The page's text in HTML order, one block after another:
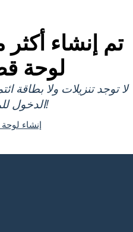
تم إنشاء
لوحة
لا توجد تنزيلات ولا بطاقة
الدخول للمحاولة!
إنشاء